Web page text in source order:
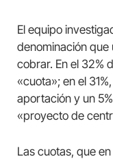
El equipo
denominación que
cobrar. En el 32%
«cuota»; en el
aportación y un
«proyecto de
Las cuotas, que